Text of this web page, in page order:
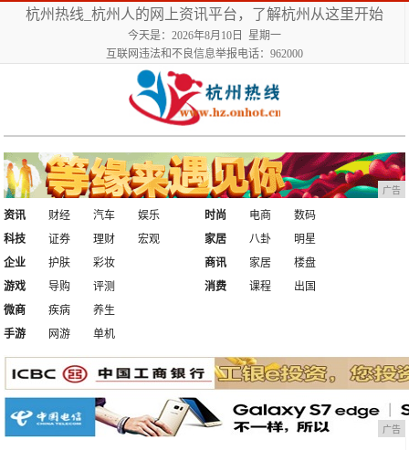
杭州热线_杭州人的网上资讯平台，了解杭州从这里开始
今天是：2026年8月10日 星期一
互联网违法和不良信息举报电话：962000
广告
资讯 财经 汽车
娱乐
科技
证券 理财 宏观
时尚 电商
数码
家居
八卦
明星
企业
护肤
彩妆
游戏
导购 评测
商讯 家居
楼盘
消费
课程
出国
微商
疾病
养生
手游
网游 单机
广告